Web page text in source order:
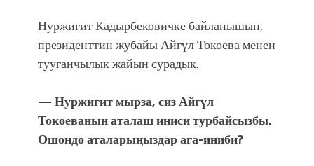
болмок”
Нуржигит Кадырбековичке байланышып,
президенттин жубайы Айгүл Токоева менен
тууганчылык жайын сурадык.
— Нуржигит мырза, сиз Айгүл
Токоеванын аталаш иниси турбайсызбы.
Ошондо аталарыңыздар ага-иниби?